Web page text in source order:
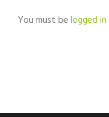
You must be logged in